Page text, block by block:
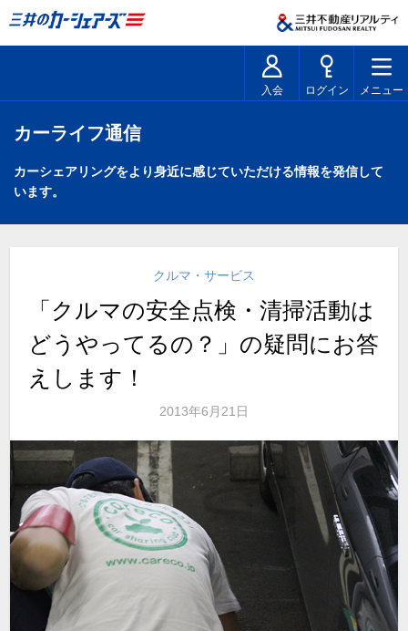
入会 ログイン メニュー
カーライフ通信
カーシェアリングをより身近に感じていただける情報を発信して
います。
クルマ・サービス
「クルマの安全点検・清掃活動は
どうやってるの？」の疑問にお答
えします！
2013年6月21日